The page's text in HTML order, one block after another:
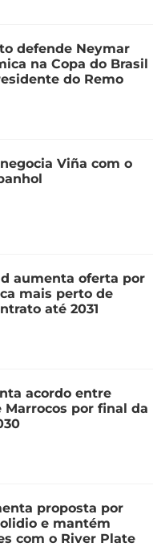
defende Neymar
na Copa do Brasil
do Remo
Viña com o
aumenta oferta por
mais perto de
até 2031
acordo entre
Marrocos por final da
proposta por
e mantém
com o River Plate